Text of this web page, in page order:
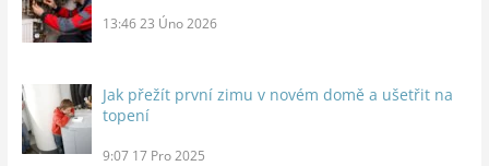
13:46 23 Úno 2026
Jak přežít první zimu v novém domě a ušetřit na
topení
9:07 17 Pro 2025